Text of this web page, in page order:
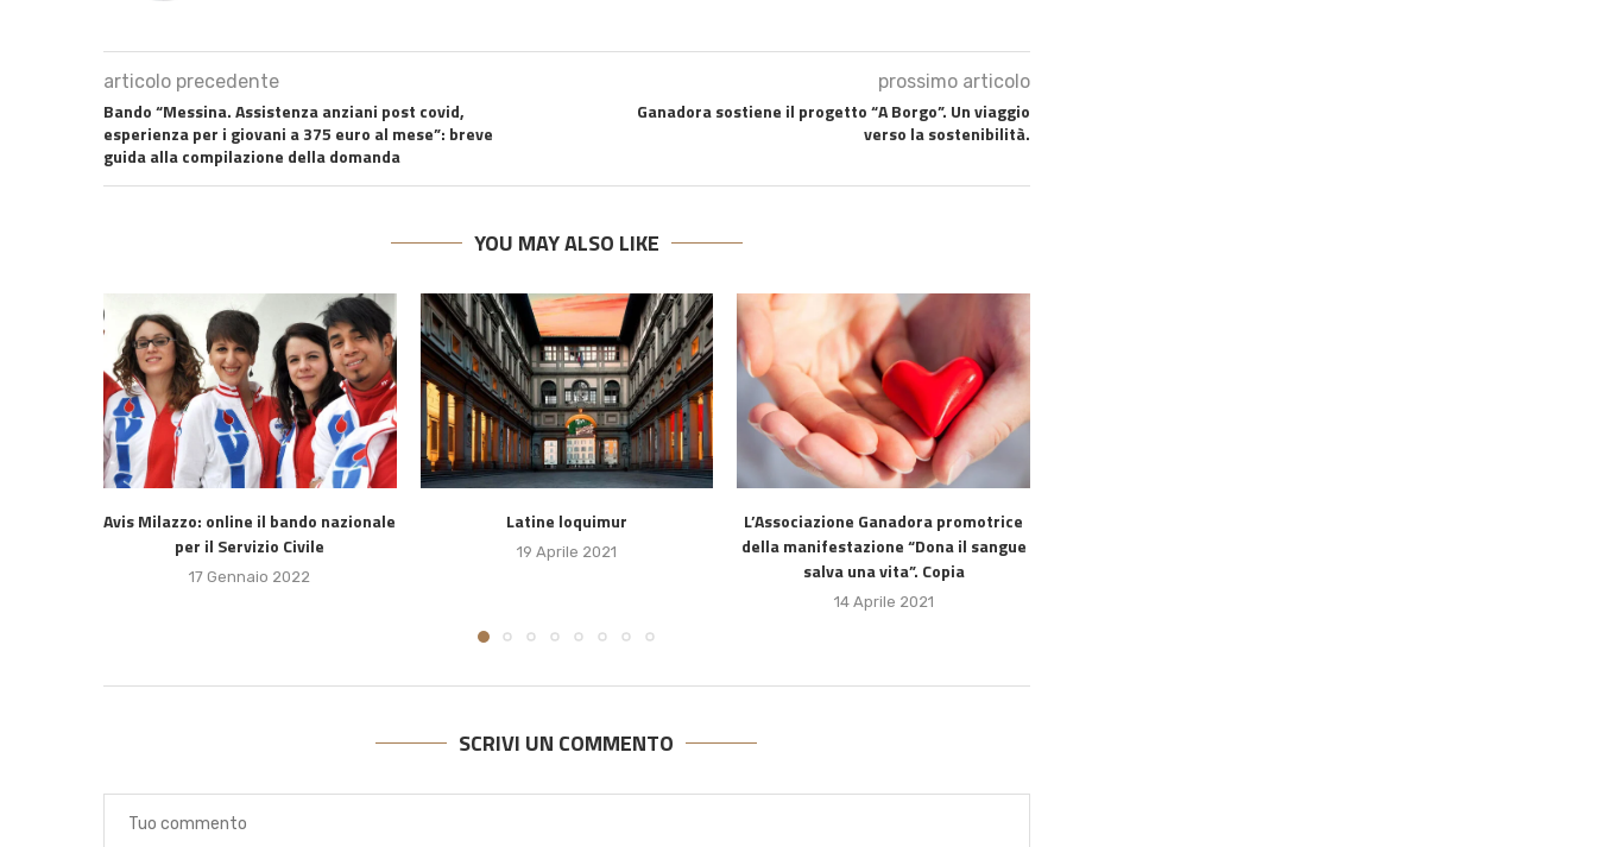
articolo precedente
Bando “Messina. Assistenza anziani post covid,
esperienza per i giovani a 375 euro al mese”: breve
guida alla compilazione della domanda
prossimo articolo
Ganadora sostiene il progetto “A Borgo”. Un viaggio
verso la sostenibilità.
YOU MAY ALSO LIKE
Avis Milazzo: online il bando nazionale
per il Servizio Civile
17 Gennaio 2022
Latine loquimur
19 Aprile 2021
L’Associazione Ganadora promotrice
della manifestazione “Dona il sangue
salva una vita”. Copia
14 Aprile 2021
SCRIVI UN COMMENTO